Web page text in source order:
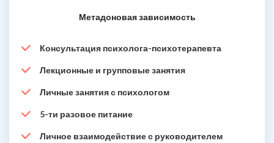
Метадоновая зависимость
Консультация психолога-психотерапевта
Лекционные и групповые занятия
Личные занятия с психологом
5-ти разовое питание
Личное взаимодействие с руководителем